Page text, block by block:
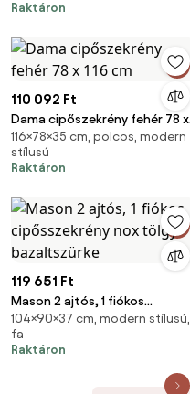
Raktáron
110 092 Ft
Dama cipőszekrény fehér 78 x
116 cm
116×78×35 cm, polcos, modern
stílusú
Raktáron
119 651 Ft
Mason 2 ajtós, 1 fiókos
cipősszekrény nox tölgy -
bazaltszürke
104×90×37 cm, modern stílusú,
fa
Raktáron